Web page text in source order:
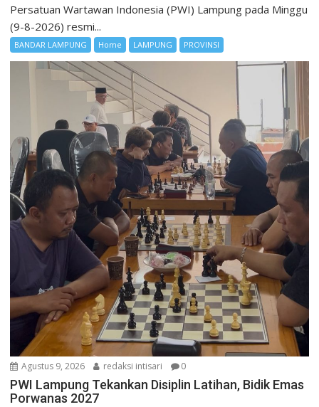
Persatuan Wartawan Indonesia (PWI) Lampung pada Minggu
(9-8-2026) resmi...
BANDAR LAMPUNG Home LAMPUNG PROVINSI
Agustus 9, 2026 redaksi intisari 0
PWI Lampung Tekankan Disiplin Latihan, Bidik Emas
Porwanas 2027